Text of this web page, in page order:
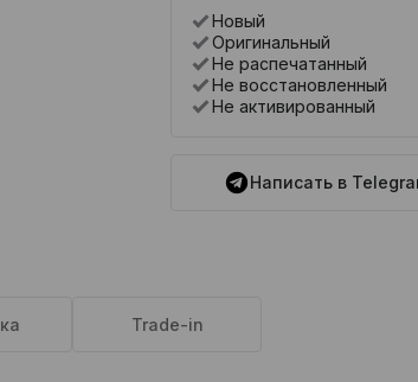
Новый
Оригинальный
Не распечатанный
Не восстановленный
Не активированный
Написать в
Trade-in